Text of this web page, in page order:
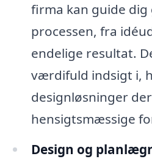
firma kan guide dig
processen, fra
endelige resultat.
værdifuld indsigt i,
designløsninger
hensigtsmæssige
Design og